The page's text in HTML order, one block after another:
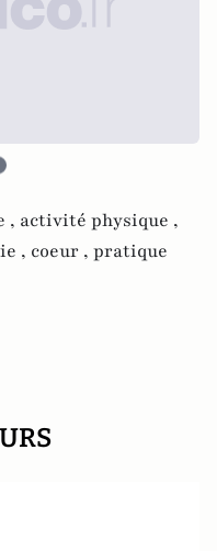
, activité physique ,
, coeur , pratique